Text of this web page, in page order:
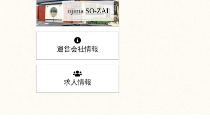
iijima SO-ZAI
運営会社情報
求人情報